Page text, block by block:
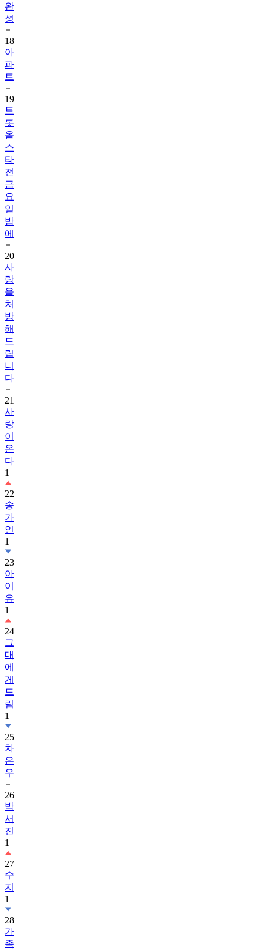
완
성
18
아
파
트
19
트
롯
올
스
타
전
금
요
일
밤
에
20
사
랑
을
처
방
해
드
립
니
다
21
사
랑
이
온
다
1
22
송
가
인
1
23
아
이
유
1
24
그
대
에
게
드
림
1
25
차
은
우
26
박
서
진
1
27
수
지
1
28
가
족